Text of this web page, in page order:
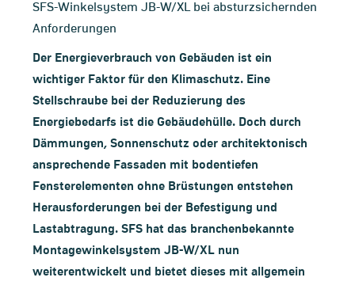
SFS-Winkelsystem JB-W/XL bei absturzsichernden
Anforderungen
Der Energieverbrauch von Gebäuden ist ein
wichtiger Faktor für den Klimaschutz. Eine
Stellschraube bei der Reduzierung des
Energiebedarfs ist die Gebäudehülle. Doch durch
Dämmungen, Sonnenschutz oder architektonisch
ansprechende Fassaden mit bodentiefen
Fensterelementen ohne Brüstungen entstehen
Herausforderungen bei der Befestigung und
Lastabtragung. SFS hat das branchenbekannte
Montagewinkelsystem JB-W/XL nun
weiterentwickelt und bietet dieses mit allgemein